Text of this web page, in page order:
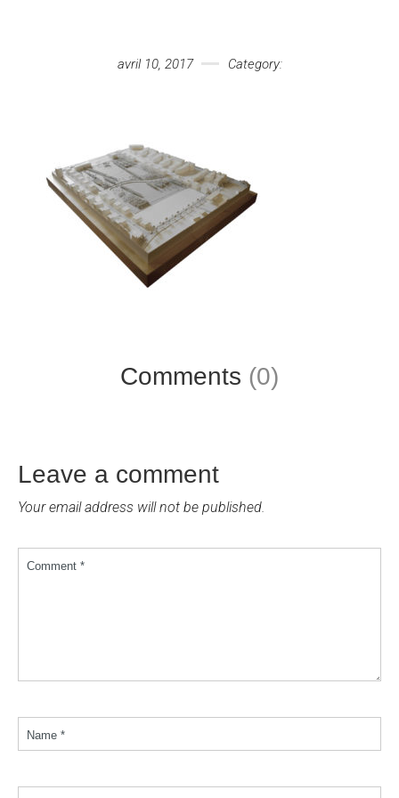
avril 10, 2017 Category:
Comments (0)
Leave a comment
Your email address will not be published.
Comment *
Name *